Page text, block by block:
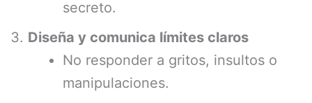
secreto.
Diseña y comunica límites claros
No responder a gritos, insultos o
manipulaciones.